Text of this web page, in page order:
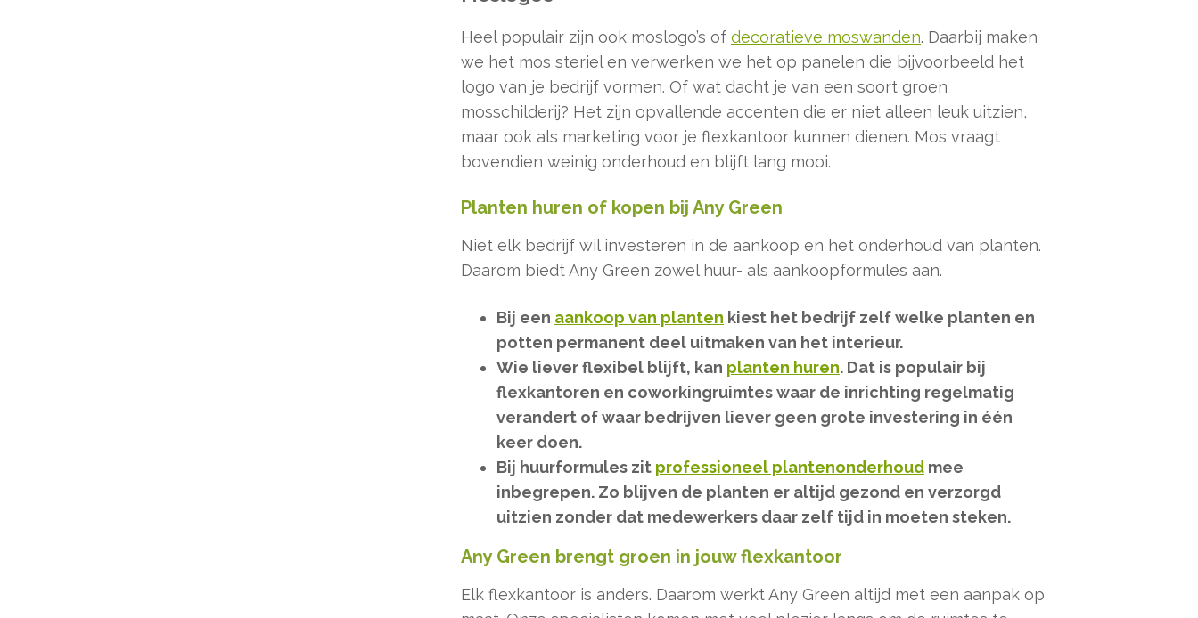
Heel populair zijn ook moslogo’s of decoratieve moswanden. Daarbij maken
we het mos steriel en verwerken we het op panelen die bijvoorbeeld het
logo van je bedrijf vormen. Of wat dacht je van een soort groen
mosschilderij? Het zijn opvallende accenten die er niet alleen leuk uitzien,
maar ook als marketing voor je flexkantoor kunnen dienen. Mos vraagt
bovendien weinig onderhoud en blijft lang mooi.
Planten huren of kopen bij Any Green
Niet elk bedrijf wil investeren in de aankoop en het onderhoud van planten.
Daarom biedt Any Green zowel huur- als aankoopformules aan.
Bij een aankoop van planten kiest het bedrijf zelf welke planten en
potten permanent deel uitmaken van het interieur.
Wie liever flexibel blijft, kan planten huren. Dat is populair bij
flexkantoren en coworkingruimtes waar de inrichting regelmatig
verandert of waar bedrijven liever geen grote investering in één
keer doen.
Bij huurformules zit professioneel plantenonderhoud mee
inbegrepen. Zo blijven de planten er altijd gezond en verzorgd
uitzien zonder dat medewerkers daar zelf tijd in moeten steken.
Any Green brengt groen in jouw flexkantoor
Elk flexkantoor is anders. Daarom werkt Any Green altijd met een aanpak op